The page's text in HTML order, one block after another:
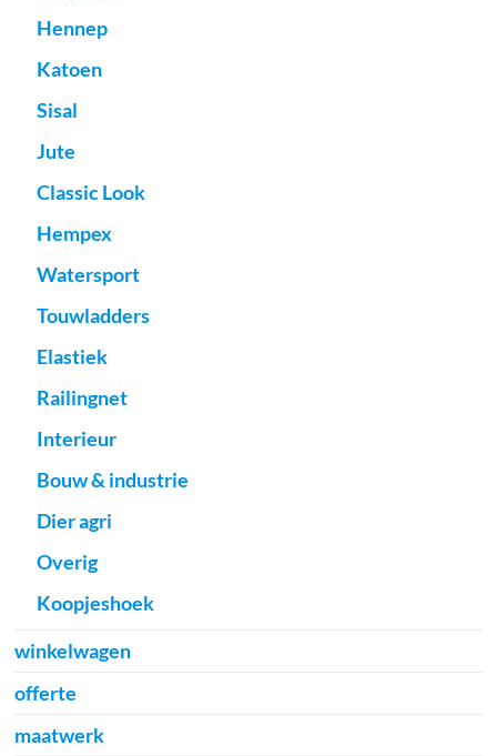
Hennep
Katoen
Sisal
Jute
Classic Look
Hempex
Watersport
Touwladders
Elastiek
Railingnet
Interieur
Bouw & industrie
Dier agri
Overig
Koopjeshoek
winkelwagen
offerte
maatwerk